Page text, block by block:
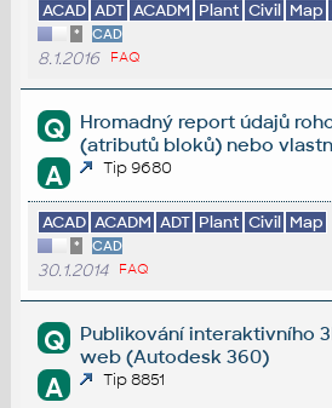
ACAD ADT ACADM Plant Civil Map
* CAD
8.1.2016 FAQ
Q
Hromadný report údajů
(atributů bloků) nebo
A Tip 9680
ACAD ACADM ADT Plant Civil Map
* CAD
30.1.2014 FAQ
Q
Publikování interaktivního
web (Autodesk 360)
A Tip 8851